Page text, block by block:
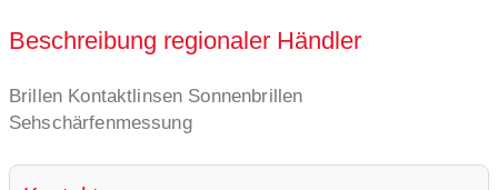
Beschreibung regionaler Händler
Brillen Kontaktlinsen Sonnenbrillen
Sehschärfenmessung